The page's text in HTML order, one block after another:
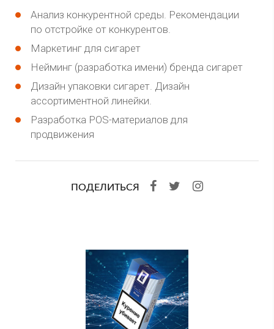
Анализ конкурентной среды. Рекомендации
по отстройке от конкурентов.
Маркетинг для сигарет
Нейминг (разработка имени) бренда сигарет
Дизайн упаковки сигарет. Дизайн
ассортиментной линейки.
Разработка POS-материалов для
продвижения
ПОДЕЛИТЬСЯ